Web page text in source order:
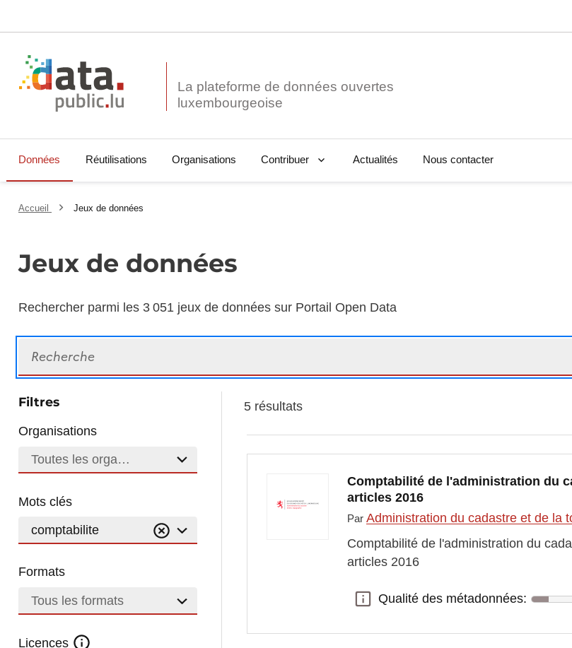
La plateforme de données ouvertes
Données Réutilisations Organisations Contribuer Actualités Nous contacter
Accueil Jeux de données
Jeux de données
Rechercher parmi les 3 051 jeux de données sur Portail Open Data
Filtres
Organisations
Toutes les organisations
Mots clés
comptabilite
Formats
Tous les formats
Licences
5 résultats
Comptabilité de l'administration du
articles 2016
ParAdministration du cadastre et de la
Comptabilité de l'administration du
articles 2016
Qualité des métadonnées:
Qualité des métadonnées: